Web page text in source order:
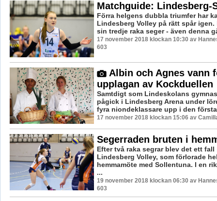
Matchguide: Lindesberg-
Förra helgens dubbla triumfer har
Lindesberg Volley på rätt spår igen.
sin tredje raka seger - även denna
17 november 2018 klockan 10:30 av
603
Albin och Agnes vann
upplagan av Kockduellen
Samtdigt som Lindeskolans
pågick i Lindesberg Arena under
fyra niondeklassare upp i den
17 november 2018 klockan 15:06 av
Segerraden bruten i
Efter två raka segrar blev det ett fall
Lindesberg Volley, som förlorade
hemmamöte med Sollentuna. I en
...
19 november 2018 klockan 06:30 av
603